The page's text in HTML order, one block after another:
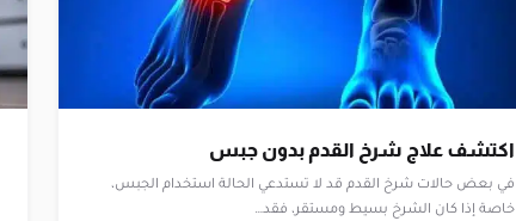
اكتشف علاج شرخ القدم بدون جبس
في بعض حالات شرخ القدم قد لا تستدعي الحالة استخدام الجبس،
خاصة إذا كان الشرخ بسيط ومستقر، فقد…